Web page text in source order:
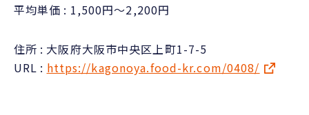
平均単価
1,500円〜2,200円
住所
大阪府大阪市中央区上町1-7-5
URL
https://kagonoya.food-kr.com/0408/